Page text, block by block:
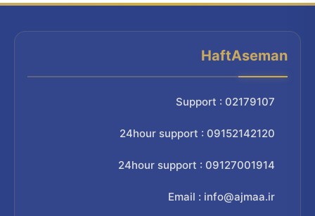
HaftAseman
Support : 02179107
24hour support : 09152142120
24hour support : 09127001914
Email : info@ajmaa.ir